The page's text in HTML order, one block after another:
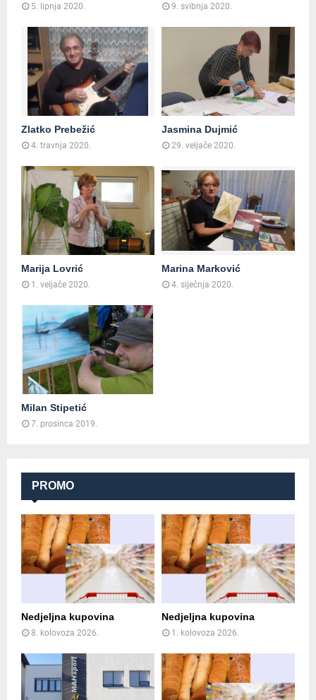
5. lipnja 2020. 9. svibnja 2020.
Zlatko Prebežić
4. travnja 2020.
Jasmina Dujmić
29. veljače 2020.
Marija Lovrić
1. veljače 2020.
Marina Marković
4. siječnja 2020.
Milan Stipetić
7. prosinca 2019.
PROMO
Nedjeljna kupovina
8. kolovoza 2026.
Nedjeljna kupovina
1. kolovoza 2026.